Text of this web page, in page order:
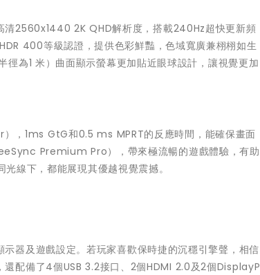
清2560x1440 2K QHD解析度，搭載240Hz超快更新頻
400等級認證，提供色彩鮮豔，色域寬廣兼栩栩如生
為1 米）曲面顯示螢幕更加貼近眼球設計，讓視覺更加
，1ms GtG和0.5 ms MPRT的反應時間，能確保畫面
Premium Pro），帶來極流暢的遊戲體驗，有助
線下，都能展現其優越視覺震撼。
器及遊戲設定。若玩家喜歡保時捷的沉穩引擎聲，相信
配備了4個USB 3.2接口、2個HDMI 2.0及2個DisplayP